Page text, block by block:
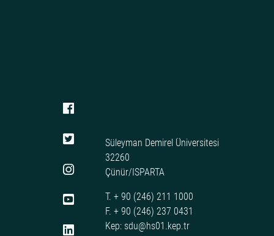
Süleyman Demirel Üniversitesi
32260
Çünür/ISPARTA
T. + 90 (246) 211 1000
F. + 90 (246) 237 0431
Kep: sdu@hs01.kep.tr